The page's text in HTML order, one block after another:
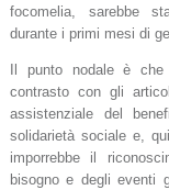
focomelia, sarebbe
durante i primi mesi di
Il punto nodale è
contrasto con gli
assistenziale del
solidarietà sociale e,
imporrebbe il
bisogno e degli eventi